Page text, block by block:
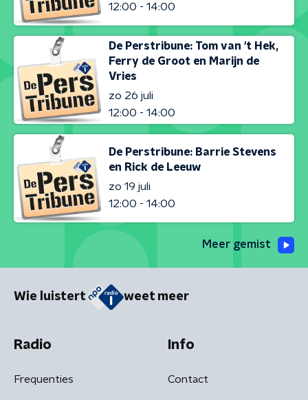
12:00 - 14:00
De Perstribune: Tom van 't Hek,
Ferry de Groot en Marijn de
Vries
zo 26 juli
12:00 - 14:00
De Perstribune: Barrie Stevens
en Rick de Leeuw
zo 19 juli
12:00 - 14:00
Meer gemist
Wie luistert weet meer
Radio
Frequenties
Info
Contact